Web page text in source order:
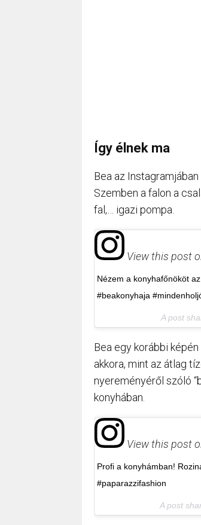
Így élnek ma
Bea az
Szemben a falon a
fal,… igazi pompa.
View this post
Nézem a konyhafőnököt
#beakonyhaja
A post
Bea egy korábbi
akkora, mint az átlag
nyereményéről szóló
konyhában.
View this post
Profi a konyhámban!
#paparazzifashion
A post